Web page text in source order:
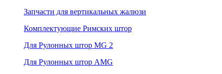
Запчасти для вертикальных жалюзи
Комплектующие Римских штор
Для Рулонных штор MG 2
Для Рулонных штор AMG